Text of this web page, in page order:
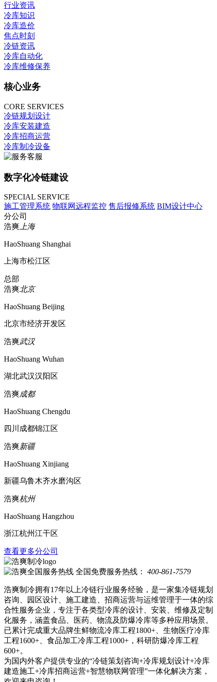
行业资讯
冷库知识
冷库造价
焦点时刻
冷链资讯
冷库自动化
冷库维修保养
核心业务
CORE SERVICES
冷链规划设计
冷库安装建造
冷库招商运营
冷库制冷设备
数字化冷链建设
SPECIAL SERVICE
施工管理系统 物联网远程监控 售后报修系统 BIM设计中心
分公司
浩爽上海
HaoShuang Shanghai
上海市松江区
总部
浩爽北京
HaoShuang Beijing
北京市经济开发区
浩爽武汉
HaoShuang Wuhan
湖北武汉汉阳区
浩爽成都
HaoShuang Chengdu
四川成都锦江区
浩爽新疆
HaoShuang Xinjiang
新疆乌鲁木齐水磨沟区
浩爽杭州
HaoShuang Hangzhou
浙江杭州江干区
查看更多分公司
全国免费服务热线： 400-861-7579
浩爽制冷拥有17年以上冷链行业服务经验，是一家集冷链规划
咨询、园区设计、施工建造、招商运营与运维管理于一体的综
合性服务企业，专注于各类型冷库的设计、安装、维修及定制
化服务，涵盖食品、医药、物流及防爆冷库等多种应用场景。
已累计完成重大品牌生鲜物流冷库工程1800+、生物医疗冷库
工程1600+、食品加工冷库工程1000+，科研防爆冷库工程
600+。
为国内外客户提供专业的“冷链策划咨询+冷库规划设计+冷库
建造施工+冷库招商运营+智慧物联网管理”一体化解决方案，